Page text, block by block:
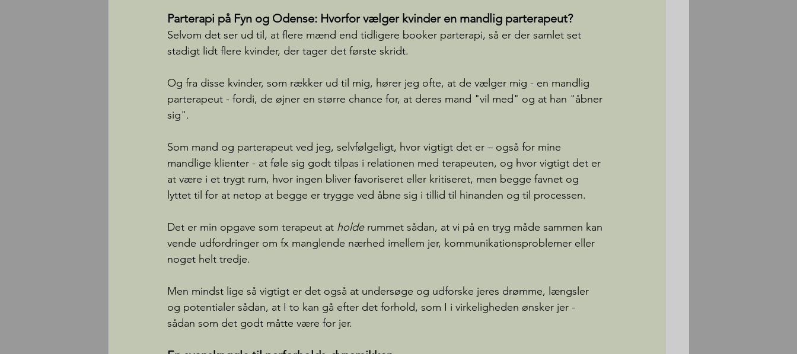
Parterapi på Fyn og Odense: Hvorfor vælger kvinder en mandlig parterapeut?
Selvom det ser ud til, at flere mænd end tidligere booker parterapi, så er der samlet set
stadigt lidt flere kvinder, der tager det første skridt.
Og fra disse kvinder, som rækker ud til mig, hører jeg ofte, at de vælger mig - en mandlig
parterapeut - fordi, de øjner en større chance for, at deres mand "vil med" og at han "åbner
sig".
Som mand og parterapeut ved jeg, selvfølgeligt, hvor vigtigt det er – også for mine
mandlige klienter - at føle sig godt tilpas i relationen med terapeuten, og hvor vigtigt det er
at være i et trygt rum, hvor ingen bliver favoriseret eller kritiseret, men begge favnet og
lyttet til for at netop at begge er trygge ved åbne sig i tillid til hinanden og til processen.
Det er min opgave som terapeut at holde rummet sådan, at vi på en tryg måde sammen kan
vende udfordringer om fx manglende nærhed imellem jer, kommunikationsproblemer eller
noget helt tredje.
Men mindst lige så vigtigt er det også at undersøge og udforske jeres drømme, længsler
og potentialer sådan, at I to kan gå efter det forhold, som I i virkeligheden ønsker jer -
sådan som det godt måtte være for jer.